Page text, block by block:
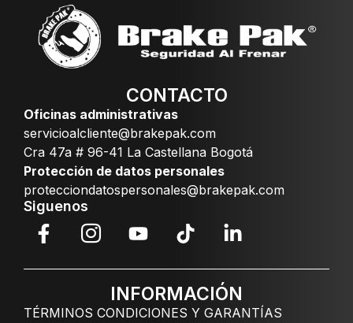
CONTACTO
Oficinas administrativas
servicioalcliente@brakepak.com
Cra 47a # 96-41 La Castellana Bogotá
Protección de datos personales
protecciondatospersonales@brakepak.com
Siguenos
INFORMACIÓN
TÉRMINOS CONDICIONES Y GARANTÍAS